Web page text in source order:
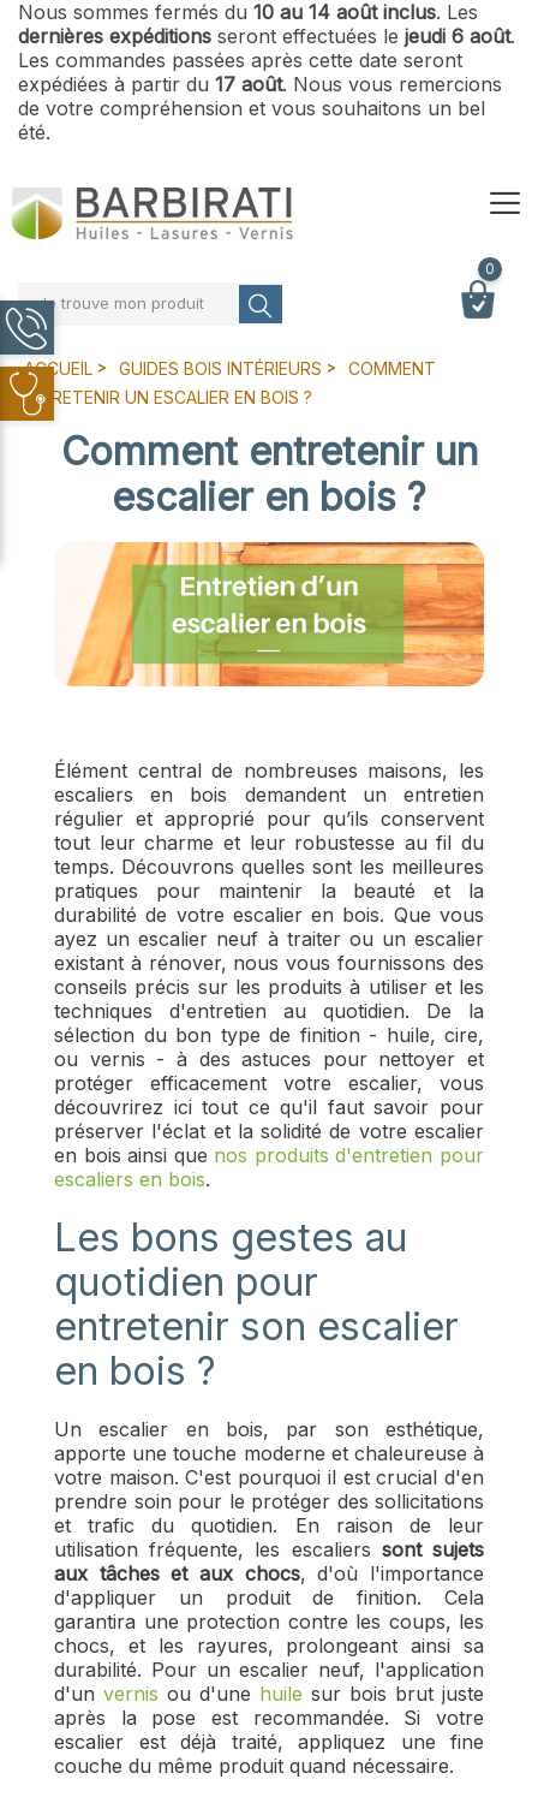
Nous sommes fermés du 10 au 14 août inclus. Les
dernières expéditions seront effectuées le jeudi 6 août.
Les commandes passées après cette date seront
expédiées à partir du 17 août. Nous vous remercions
de votre compréhension et vous souhaitons un bel
été.
Je trouve mon produit
0
ACCUEIL GUIDES BOIS INTÉRIEURS
COMMENT
ENTRETENIR UN ESCALIER EN BOIS ?
Comment entretenir un
escalier en bois ?
Élément central de nombreuses maisons, les
escaliers en bois demandent un entretien
régulier et approprié pour qu’ils conservent
tout leur charme et leur robustesse au fil du
temps. Découvrons quelles sont les meilleures
pratiques pour maintenir la beauté et la
durabilité de votre escalier en bois. Que vous
ayez un escalier neuf à traiter ou un escalier
existant à rénover, nous vous fournissons des
conseils précis sur les produits à utiliser et les
techniques d'entretien au quotidien. De la
sélection du bon type de finition - huile, cire,
ou vernis - à des astuces pour nettoyer et
protéger efficacement votre escalier, vous
découvrirez ici tout ce qu'il faut savoir pour
préserver l'éclat et la solidité de votre escalier
en bois ainsi que nos produits d'entretien pour
escaliers en bois.
Les bons gestes au
quotidien pour
entretenir son escalier
en bois ?
Un escalier en bois, par son esthétique,
apporte une touche moderne et chaleureuse à
votre maison. C'est pourquoi il est crucial d'en
prendre soin pour le protéger des sollicitations
et trafic du quotidien. En raison de leur
utilisation fréquente, les escaliers sont sujets
aux tâches et aux chocs, d'où l'importance
d'appliquer un produit de finition. Cela
garantira une protection contre les coups, les
chocs, et les rayures, prolongeant ainsi sa
durabilité. Pour un escalier neuf, l'application
d'un vernis ou d'une huile sur bois brut juste
après la pose est recommandée. Si votre
escalier est déjà traité, appliquez une fine
couche du même produit quand nécessaire.